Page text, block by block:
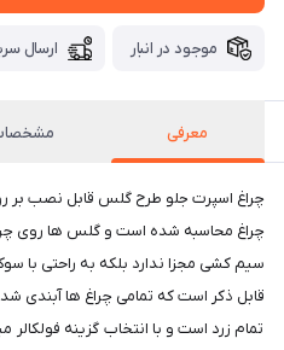
موجود در انبار ارسال
معرفی
چراغ محاسبه شده است و گلس ها روی
سیم کشی مجزا ندارد بلکه به راحتی با
قابل ذکر است که تمامی چراغ ها
تمام زرد است و با انتخاب گزینه